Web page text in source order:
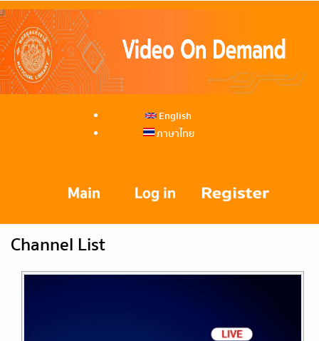
English
ภาษาไทย
Channel List